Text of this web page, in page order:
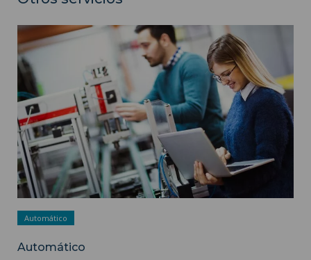
Automático ">
Automático
Automático